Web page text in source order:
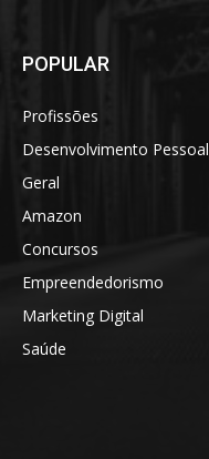
POPULAR
Profissões
Desenvolvimento Pessoal
Geral
Amazon
Concursos
Empreendedorismo
Marketing Digital
Saúde